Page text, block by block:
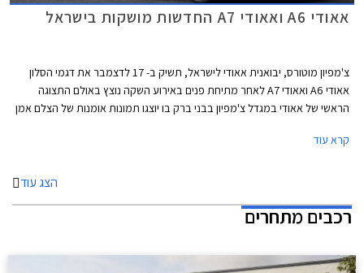
אאודי A6 ואאודי A7 החדשות מושקות בישראל
צ'מפיון מוטורס, יבואנית אאודי לישראל, תשיק ב- 17 לדצמבר את דגמי הסלון
אאודי A6 ואאודי A7 לאחר מתיחת פנים באירוע השקה נוצץ באולם התצוגה
הראשי של אאודי במגדל צ'מפיון בבני ברק בו יוצגו תמונות אומנות של הצלם אמן
תתמקד בערכיו של המותג הגרמני בכל הנוגע לייצור הרכבים במפעלי החברה
קרא עוד
הצג עוד
רכבים מתחרים